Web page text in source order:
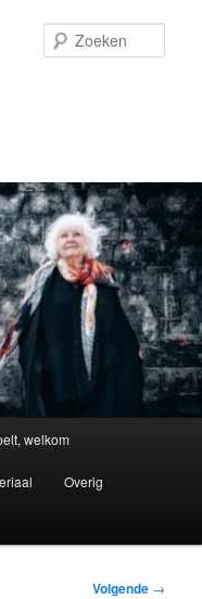
welkom
Overig
Volgende →